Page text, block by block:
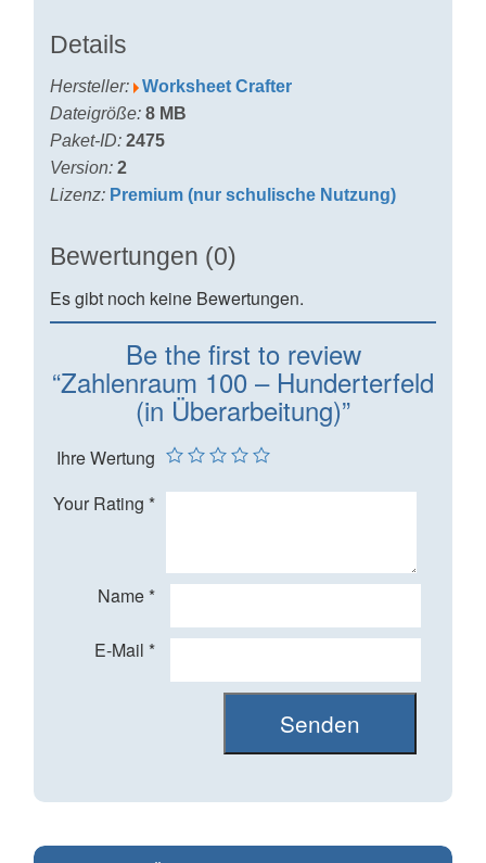
Details
Hersteller: Worksheet Crafter
Dateigröße:8 MB
Paket-ID:2475
Version:2
Lizenz: Premium (nur schulische Nutzung)
Bewertungen (0)
Es gibt noch keine Bewertungen.
Be the first to review
“Zahlenraum 100 – Hunderterfeld
(in Überarbeitung)”
Ihre Wertung
Your Rating *
Name *
E-Mail *